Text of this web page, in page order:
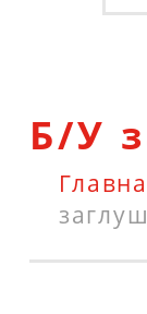
Б/У